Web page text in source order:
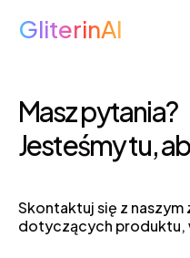
GliterinAI
Masz pytania?
Jesteśmy tu,
Skontaktuj się z naszym
dotyczących produktu,